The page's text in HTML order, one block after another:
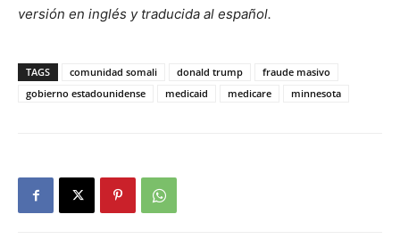
versión en inglés y traducida al español.
TAGS comunidad somali donald trump
fraude masivo
gobierno estadounidense
medicaid medicare minnesota